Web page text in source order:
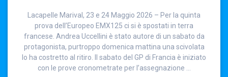
Lacapelle Marival, 23 e 24 Maggio 2026 – Per la quinta
prova dell’Europeo EMX125 ci si è spostati in terra
francese. Andrea Uccellini è stato autore di un sabato da
protagonista, purtroppo domenica mattina una scivolata
lo ha costretto al ritiro. Il sabato del GP di Francia è iniziato
con le prove cronometrate per l’assegnazione …